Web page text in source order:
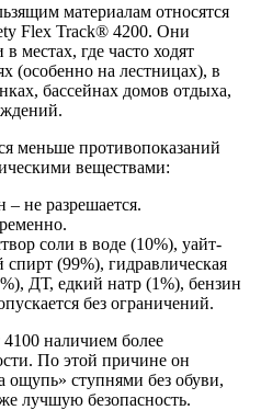
материалам относятся
Flex Track® 4200. Они
местах, где часто ходят
(особенно на лестницах), в
бассейнах домов отдыха,
меньше противопоказаний
веществами:
– не разрешается.
соли в воде (10%), уайт-
(99%), гидравлическая
ДТ, едкий натр (1%), бензин
без ограничений.
4100 наличием более
По этой причине он
ощупь» ступнями без обуви,
лучшую безопасность.